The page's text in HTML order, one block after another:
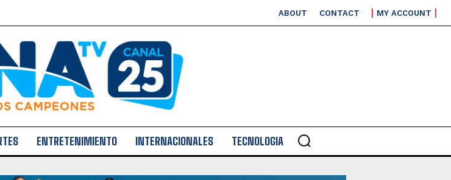
ABOUT CONTACT MY ACCOUNT
ENTRETENIMIENTO INTERNACIONALES TECNOLOGIA